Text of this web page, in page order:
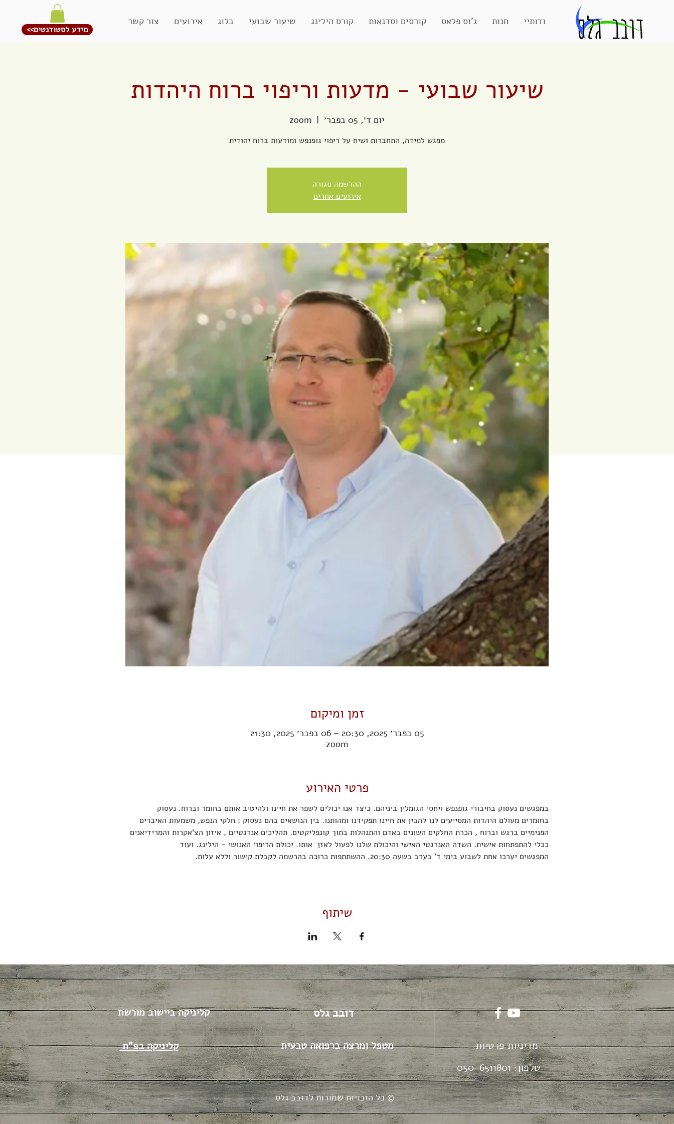
<<מידע לסטודנטים
אודותיי חנות ג'וס פלאס קורסים וסדנאות קורס הילינג שיעור שבועי בלוג אירועים צור קשר
שיעור שבועי - מדעות וריפוי ברוח היהדות
יום ד׳, 05 בפבר׳
  |
zoom
מפגש למידה, התחברות ושיח על ריפוי גופנפש ומודעות ברוח יהודית
ההרשמה סגורה
אירועים אחרים
זמן ומיקום
05 בפבר׳ 2025, 20:30 – 06 בפבר׳ 2025, 21:30
zoom
פרטי האירוע
במפגשים נעסוק בחיבורי גופנפש ויחסי הגומלין ביניהם. כיצד אנו יכולים לשפר את חיינו ולהיטיב אותם בחומר וברוח. נעסוק
בחומרים מעולם היהדות המסייעים לנו להבין את חיינו תפקידנו ומהותנו. בין הנושאים בהם נעסוק : חלקי הנפש, משמעות האיברים
הפנימיים ברגש וברוח , הכרת החלקים השונים באדם והתנהלות בתוך קונפליקטים. תהליכים אנרגטיים , איזון הצ'אקרות והמרידיאנים
ככלי להתפתחות אישית. השדה האנרגטי האישי והיכולת שלנו לפעול לאזן  אותו. יכולת הריפוי האנושי - הילינג. ועוד
המפגשים יערכו אחת לשבוע בימי ד' בערב בשעה 20:30. ההשתתפות כרוכה בהרשמה לקבלת קישור וללא עלות.
שיתוף
קליניקה ביישוב מורשת
קליניקה בפ"ת
דובב גלס
מטפל ומרצה ברפואה טבעית
מדיניות פרטיות
טלפון:050-6511801
כל הזכויות שמורות לדובב גלס ©